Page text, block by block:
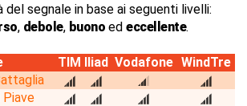
del segnale in base ai seguenti livelli:
, debole, buono ed eccellente.
TIM Iliad Vodafone WindTre
Piave